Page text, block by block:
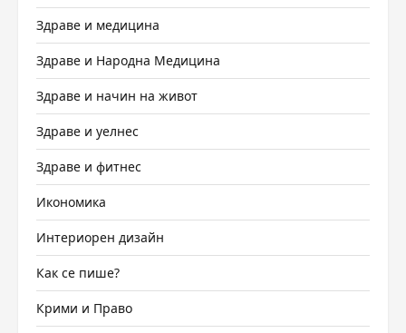
Здраве и медицина
Здраве и Народна Медицина
Здраве и начин на живот
Здраве и уелнес
Здраве и фитнес
Икономика
Интериорен дизайн
Как се пише?
Крими и Право